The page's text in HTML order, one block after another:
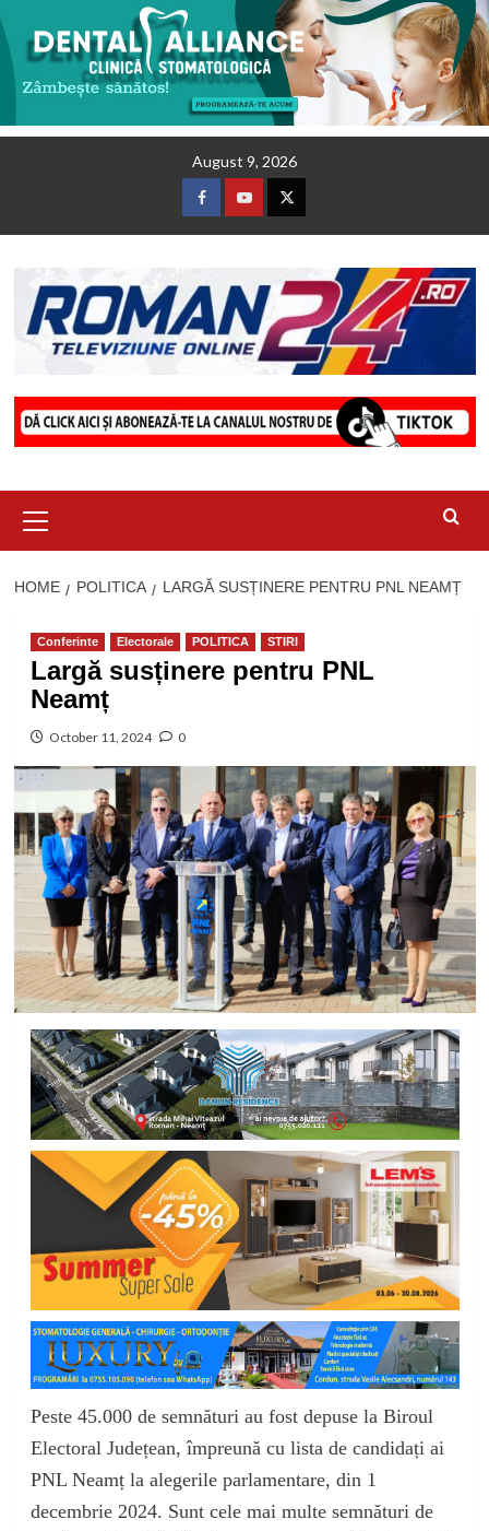
August 9, 2026
FacebookYoutubeTwitter
Menu
HOME POLITICA LARGĂ SUSȚINERE PENTRU PNL NEAMȚ
Conferinte Electorale POLITICA STIRI
Largă susținere pentru PNL
Neamț
October 11, 2024 0
Peste 45.000 de semnături au fost depuse la Biroul
Electoral Județean, împreună cu lista de candidați ai
PNL Neamț la alegerile parlamentare, din 1
decembrie 2024. Sunt cele mai multe semnături de